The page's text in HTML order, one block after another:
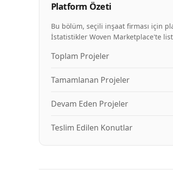
Platform Özeti
Bu bölüm, seçili inşaat firması için
İstatistikler Woven Marketplace'te
Toplam Projeler
Tamamlanan Projeler
Devam Eden Projeler
Teslim Edilen Konutlar